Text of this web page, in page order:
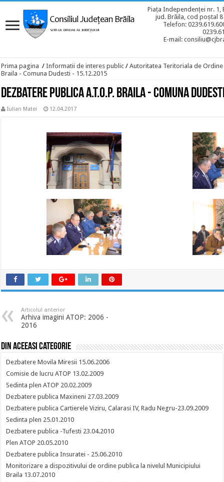
Piața Independenței nr. 1,
jud. Brăila, cod poștal
Telefon:
E-mail:
Prima pagina / Informatii de interes public / Autoritatea Teritoriala de Ordine
Braila - Comuna Dudesti - 15.12.2015
Dezbatere publica A.T.O.P. Braila - Comuna
Iulian Matei 12.04.2017
Articolul anterior
Arhiva imagini ATOP: 2006 -
2016
Din aceeasi categorie
Dezbatere Movila Miresii 15.06.2006
Comisie de lucru ATOP 13.02.2009
Sedinta plen ATOP 20.02.2009
Dezbatere publica Maxineni 27.03.2009
Dezbatere publica Cartierele Viziru, Calarasi IV, Radu Negru-23.09.2009
Sedinta plen 25.01.2010
Dezbatere publica -Tufesti 23.04.2010
Plen ATOP 20.05.2010
Dezbatere publica Insuratei - 25.06.2010
Monitorizare a dispozitivului de ordine publica la nivelul Municipiului
Braila 13.07.2010